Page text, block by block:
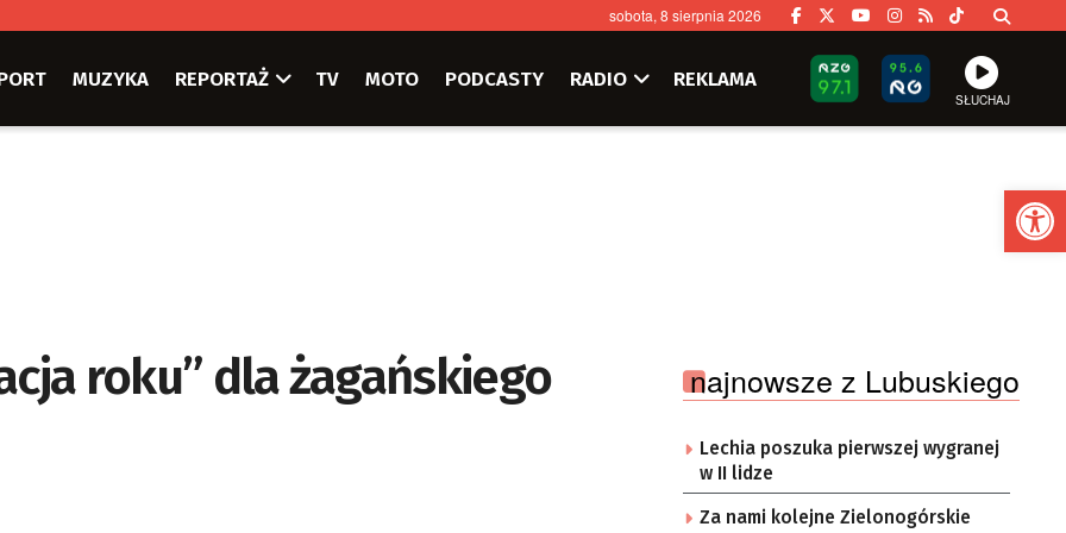
sobota, 8 sierpnia 2026
MUZYKA REPORTAŻ TV MOTO PODCASTY RADIO REKLAMA
SŁUCHAJ
roku” dla żagańskiego najnowsze z Lubuskiego
Lechia poszuka pierwszej wygranej
w II lidze
Za nami kolejne Zielonogórskie